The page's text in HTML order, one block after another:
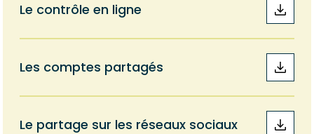
Le contrôle en ligne
Les comptes partagés
Le partage sur les réseaux sociaux